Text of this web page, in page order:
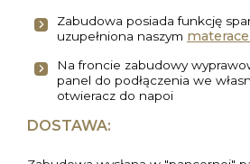
Zabudowa posiada funkcję
uzupełniona naszym
Na froncie zabudowy
panel do podłączenia we
otwieracz do napoi
DOSTAWA: